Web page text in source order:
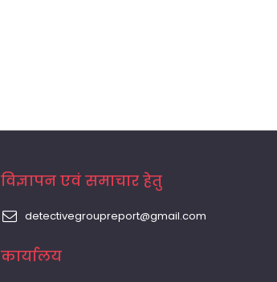
विज्ञापन एवं समाचार हेतु
detectivegroupreport@gmail.com
कार्यालय